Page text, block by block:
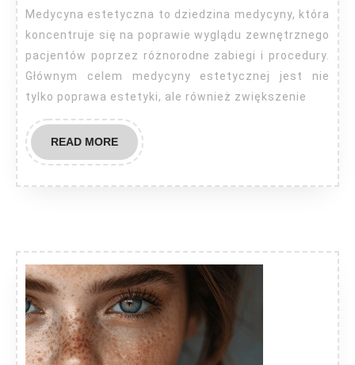
Medycyna estetyczna to dziedzina medycyny, która
koncentruje się na poprawie wyglądu zewnętrznego
pacjentów poprzez różnorodne zabiegi i procedury.
Głównym celem medycyny estetycznej jest nie
tylko poprawa estetyki, ale również zwiększenie
READ MOREREAD
MORE